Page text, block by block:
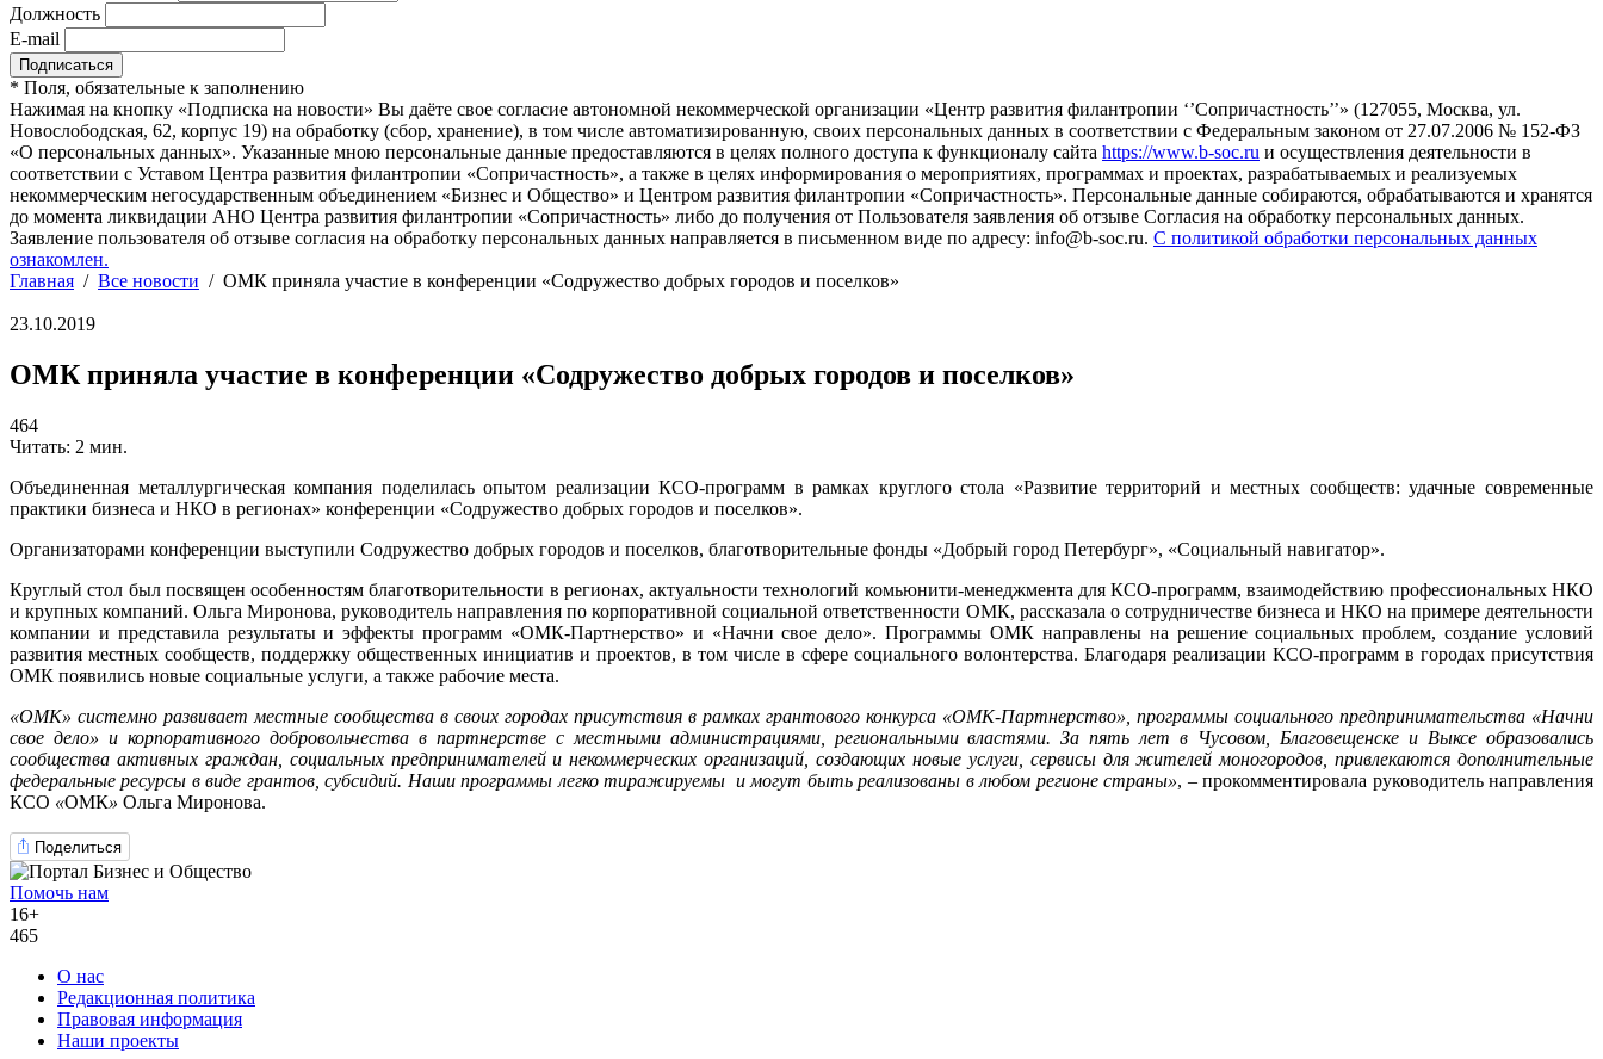
Должность
E-mail
* Поля, обязательные к заполнению
Нажимая на кнопку «Подписка на новости» Вы даёте свое согласие автономной некоммерческой организации «Центр развития филантропии ‘’Сопричастность’’» (127055, Москва, ул.
Новослободская, 62, корпус 19) на обработку (сбор, хранение), в том числе автоматизированную, своих персональных данных в соответствии с Федеральным законом от 27.07.2006 № 152-ФЗ
«О персональных данных». Указанные мною персональные данные предоставляются в целях полного доступа к функционалу сайта https://www.b-soc.ru и осуществления деятельности в
соответствии с Уставом Центра развития филантропии «Сопричастность», а также в целях информирования о мероприятиях, программах и проектах, разрабатываемых и реализуемых
некоммерческим негосударственным объединением «Бизнес и Общество» и Центром развития филантропии «Сопричастность». Персональные данные собираются, обрабатываются и хранятся
до момента ликвидации АНО Центра развития филантропии «Сопричастность» либо до получения от Пользователя заявления об отзыве Согласия на обработку персональных данных.
Заявление пользователя об отзыве согласия на обработку персональных данных направляется в письменном виде по адресу: info@b-soc.ru. С политикой обработки персональных данных
ознакомлен.
Главная / Все новости / ОМК приняла участие в конференции «Содружество добрых городов и поселков»
23.10.2019
ОМК приняла участие в конференции «Содружество добрых городов и поселков»
464
Читать: 2 мин.
Объединенная металлургическая компания поделилась опытом реализации КСО-программ в рамках круглого стола «Развитие территорий и местных сообществ: удачные современные
практики бизнеса и НКО в регионах» конференции «Содружество добрых городов и поселков».
Организаторами конференции выступили Содружество добрых городов и поселков, благотворительные фонды «Добрый город Петербург», «Социальный навигатор».
Круглый стол был посвящен особенностям благотворительности в регионах, актуальности технологий комьюнити-менеджмента для КСО-программ, взаимодействию профессиональных НКО
и крупных компаний. Ольга Миронова, руководитель направления по корпоративной социальной ответственности ОМК, рассказала о сотрудничестве бизнеса и НКО на примере деятельности
компании и представила результаты и эффекты программ «ОМК-Партнерство» и «Начни свое дело». Программы ОМК направлены на решение социальных проблем, создание условий
развития местных сообществ, поддержку общественных инициатив и проектов, в том числе в сфере социального волонтерства. Благодаря реализации КСО-программ в городах присутствия
ОМК появились новые социальные услуги, а также рабочие места.
«ОМК» системно развивает местные сообщества в своих городах присутствия в рамках грантового конкурса «ОМК-Партнерство», программы социального предпринимательства «Начни
свое дело» и корпоративного добровольчества в партнерстве с местными администрациями, региональными властями. За пять лет в Чусовом, Благовещенске и Выксе образовались
сообщества активных граждан, социальных предпринимателей и некоммерческих организаций, создающих новые услуги, сервисы для жителей моногородов, привлекаются дополнительные
федеральные ресурсы в виде грантов, субсидий. Наши программы легко тиражируемы и могут быть реализованы в любом регионе страны», – прокомментировала руководитель направления
КСО «ОМК» Ольга Миронова.
Поделиться
Помочь нам
16+
465
О нас
Редакционная политика
Правовая информация
Наши проекты